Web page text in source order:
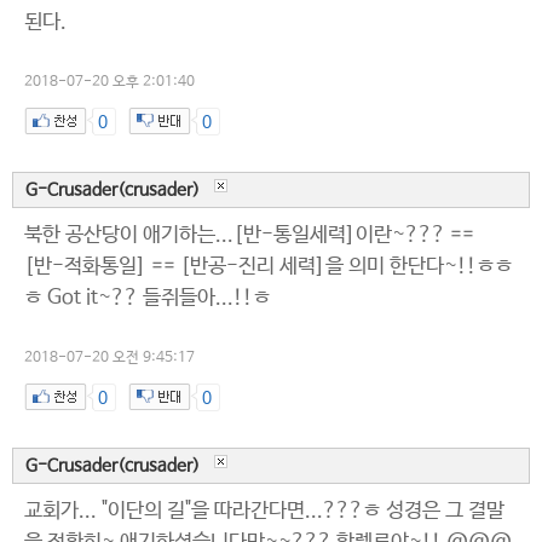
된다.
2018-07-20 오후 2:01:40
0 0
G-Crusader(crusader)
북한 공산당이 애기하는...[반-통일세력]이란~??? ==
[반-적화통일] == [반공-진리 세력]을 의미 한단다~!!ㅎㅎ
ㅎ Got it~?? 들쥐들아...!!ㅎ
2018-07-20 오전 9:45:17
0 0
G-Crusader(crusader)
교회가... "이단의 길"을 따라간다면...???ㅎ 성경은 그 결말